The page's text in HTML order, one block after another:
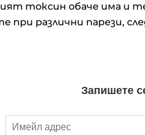
токсин обаче има и
при различни парези,